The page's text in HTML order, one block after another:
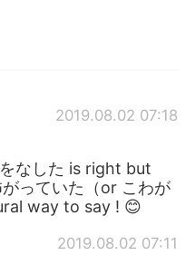
2019.08.02 07:18
なした is right but
っていた（or こわが
way to say ! 😊
2019.08.02 07:11